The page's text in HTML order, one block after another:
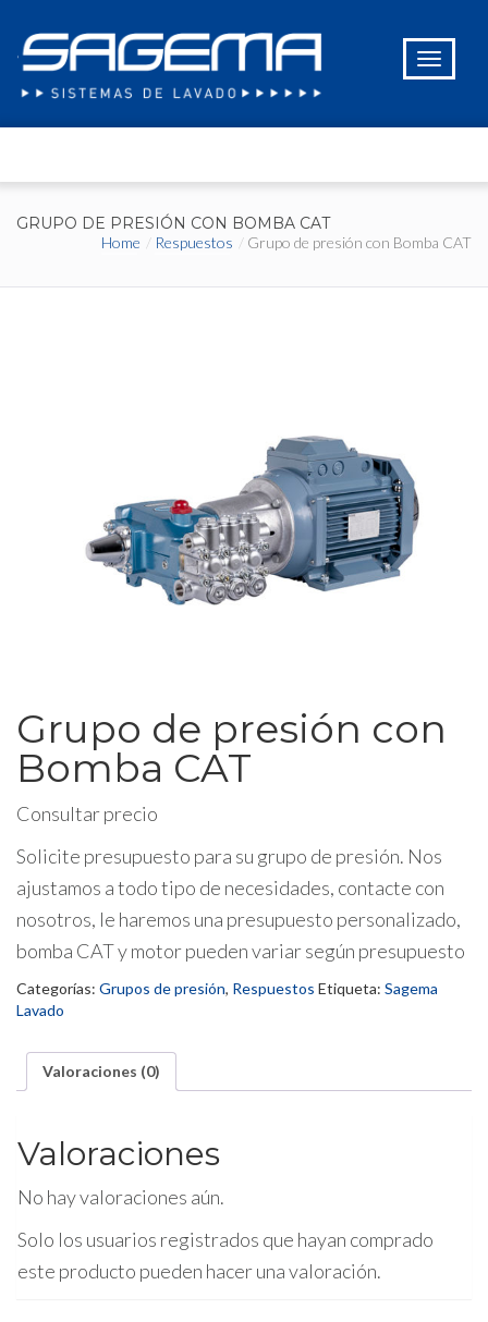
GRUPO DE PRESIÓN CON BOMBA CAT
Home Respuestos Grupo de presión con Bomba CAT
Grupo de presión con
Bomba CAT
Consultar precio
Solicite presupuesto para su grupo de presión. Nos
ajustamos a todo tipo de necesidades, contacte con
nosotros, le haremos una presupuesto personalizado,
bomba CAT y motor pueden variar según presupuesto
Categorías: Grupos de presión, Respuestos Etiqueta: Sagema
Lavado
Valoraciones (0)
Valoraciones
No hay valoraciones aún.
Solo los usuarios registrados que hayan comprado
este producto pueden hacer una valoración.